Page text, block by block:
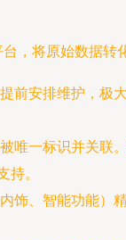
将原始数据转
前安排维护，极
一标识并关联
持。
饰、智能功能）